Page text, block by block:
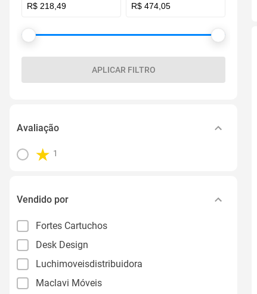
APLICAR FILTRO
Avaliação
1
Vendido por
Fortes Cartuchos
Desk Design
Luchimoveisdistribuidora
Maclavi Móveis